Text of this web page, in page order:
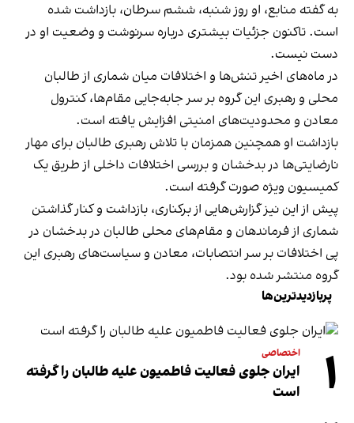
به گفته منابع، او روز شنبه، ششم سرطان، بازداشت شده
است. تاکنون جزئیات بیشتری درباره سرنوشت و وضعیت او در
دست نیست.
در ماه‌های اخیر تنش‌ها و اختلافات میان شماری از طالبان
محلی و رهبری این گروه بر سر جابه‌جایی مقام‌ها، کنترول
معادن و محدودیت‌های امنیتی افزایش یافته است.
بازداشت او همچنین همزمان با تلاش رهبری طالبان برای مهار
نارضایتی‌ها در بدخشان و بررسی اختلافات داخلی از طریق یک
کمیسیون ویژه صورت گرفته است.
پیش از این نیز گزارش‌هایی از برکناری، بازداشت و کنار گذاشتن
شماری از فرماندهان و مقام‌های محلی طالبان در بدخشان در
پی اختلافات بر سر انتصابات، معادن و سیاست‌های رهبری این
گروه منتشر شده بود.
پربازدیدترین‌ها
۱ اختصاصی
ایران جلوی فعالیت فاطمیون علیه طالبان را گرفته
است